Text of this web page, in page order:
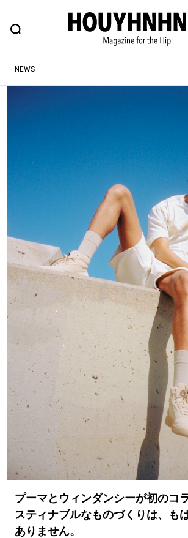
FEATURE BLOG SNAP
ヒップなファッション、カルチャー、ライフスタイ
#古着サミッ
#NEW VINTAGE #マイナーグッド図
#路地裏てぃーん。 #MONTHLY
#GH 銘品の所以 #フイナムの
#Commune H #FOCUS IT
#ととけん #FASHION #MUSIC
#LIFESTYLE #SNEAKER
#SPORTS #HANDSOME
NEWS
プーマとウィンダンシーが初のコ
スティナブルなものづくりは、も
ありません。